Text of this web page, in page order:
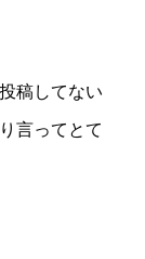
稿してない
言ってとて